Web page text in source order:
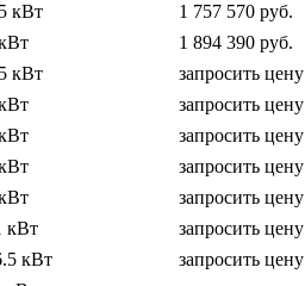
кВт 1 757 570 руб.
1 894 390 руб.
кВт запросить цену
запросить цену
запросить цену
запросить цену
запросить цену
кВт запросить цену
кВт запросить цену